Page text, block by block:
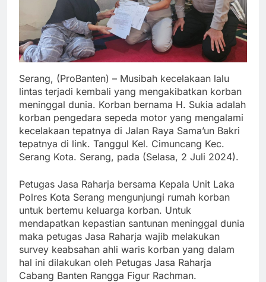
Serang, (ProBanten) – Musibah kecelakaan lalu
lintas terjadi kembali yang mengakibatkan korban
meninggal dunia. Korban bernama H. Sukia adalah
korban pengedara sepeda motor yang mengalami
kecelakaan tepatnya di Jalan Raya Sama’un Bakri
tepatnya di link. Tanggul Kel. Cimuncang Kec.
Serang Kota. Serang, pada (Selasa, 2 Juli 2024).
Petugas Jasa Raharja bersama Kepala Unit Laka
Polres Kota Serang mengunjungi rumah korban
untuk bertemu keluarga korban. Untuk
mendapatkan kepastian santunan meninggal dunia
maka petugas Jasa Raharja wajib melakukan
survey keabsahan ahli waris korban yang dalam
hal ini dilakukan oleh Petugas Jasa Raharja
Cabang Banten Rangga Figur Rachman.